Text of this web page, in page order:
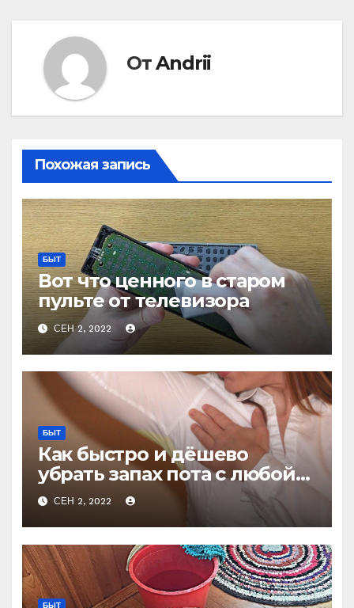
ОтAndrii
Похожая запись
БЫТ
Вот что ценного в старом
пульте от телевизора
СЕН 2, 2022
БЫТ
Как быстро и дёшево
убрать запах пота с любой
одежды не стирая
СЕН 2, 2022
БЫТ